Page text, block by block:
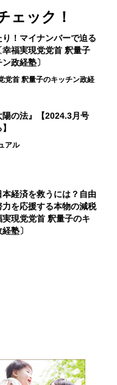
ェック！
り！マイナンバーで迫る
幸福実現党党首 釈量子
政経塾〕
党首 釈量子のキッチン政経
陽の法』【2024.3月号
アル
本経済を救うには？自由
力を応援する本物の減税
実現党党首 釈量子のキ
塾〕